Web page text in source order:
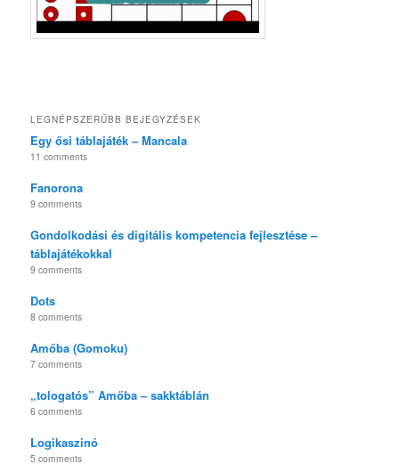
LEGNÉPSZERŰBB BEJEGYZÉSEK
Egy ősi táblajáték – Mancala
11 comments
Fanorona
9 comments
Gondolkodási és digitális kompetencia fejlesztése –
táblajátékokkal
9 comments
Dots
8 comments
Amőba (Gomoku)
7 comments
„tologatós” Amőba – sakktáblán
6 comments
Logikaszinó
5 comments